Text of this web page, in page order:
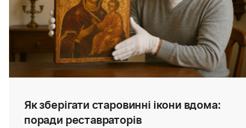
Як зберігати старовинні ікони вдома:
поради реставраторів